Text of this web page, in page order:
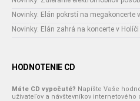
Novinky: Elán pokrstí na megakoncerte
Novinky: Elán zahrá na koncerte v
HODNOTENIE CD
Máte CD vypočuté? Napíšte Vaše
užívateľov a návštevníkov internetového